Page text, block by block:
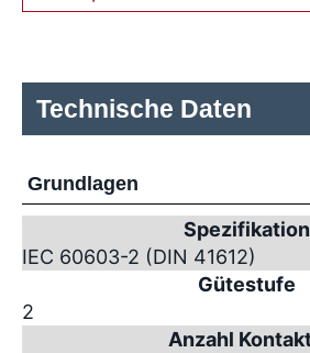
Technische Daten
Grundlagen
Spezifikation
IEC 60603-2 (DIN 41612)
Gütestufe
2
Anzahl